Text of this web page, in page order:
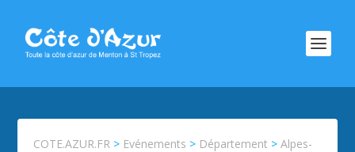
COTE.AZUR.FR > Evénements > Département >Alpes-